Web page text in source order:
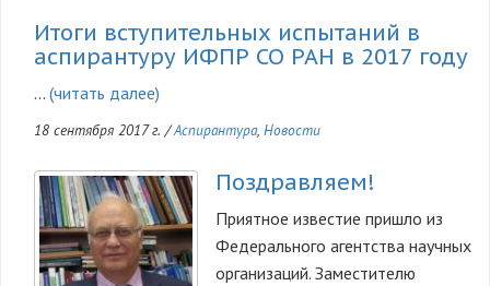
Итоги вступительных испытаний в
аспирантуру ИФПР СО РАН в 2017 году
… (читать далее)
18 сентября 2017 г. /Аспирантура, Новости
Поздравляем!
Приятное известие пришло из
Федерального агентства научных
организаций. Заместителю